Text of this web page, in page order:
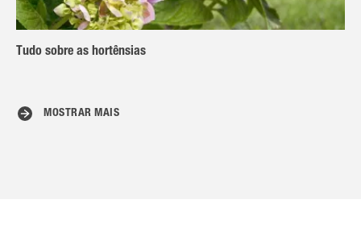
Tudo sobre as hortênsias
MOSTRAR MAIS